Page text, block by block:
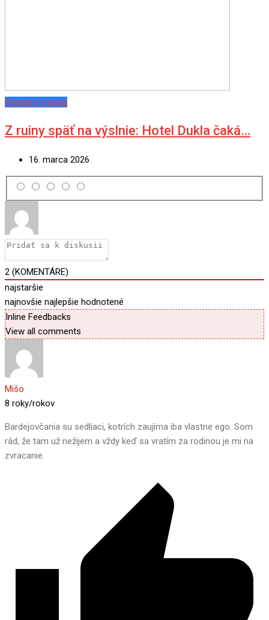
Premeny mesta
Z ruiny späť na výslnie: Hotel Dukla čaká…
16. marca 2026
2 (KOMENTÁRE)
najstaršie
najnovšie najlepšie hodnotené
Inline Feedbacks
View all comments
Mišo
8 roky/rokov
Bardejovčania su sedliaci, kotrích zaujíma iba vlastne ego. Som
rád, že tam už nežijem a vždy keď sa vratím za rodinou je mi na
zvracanie.